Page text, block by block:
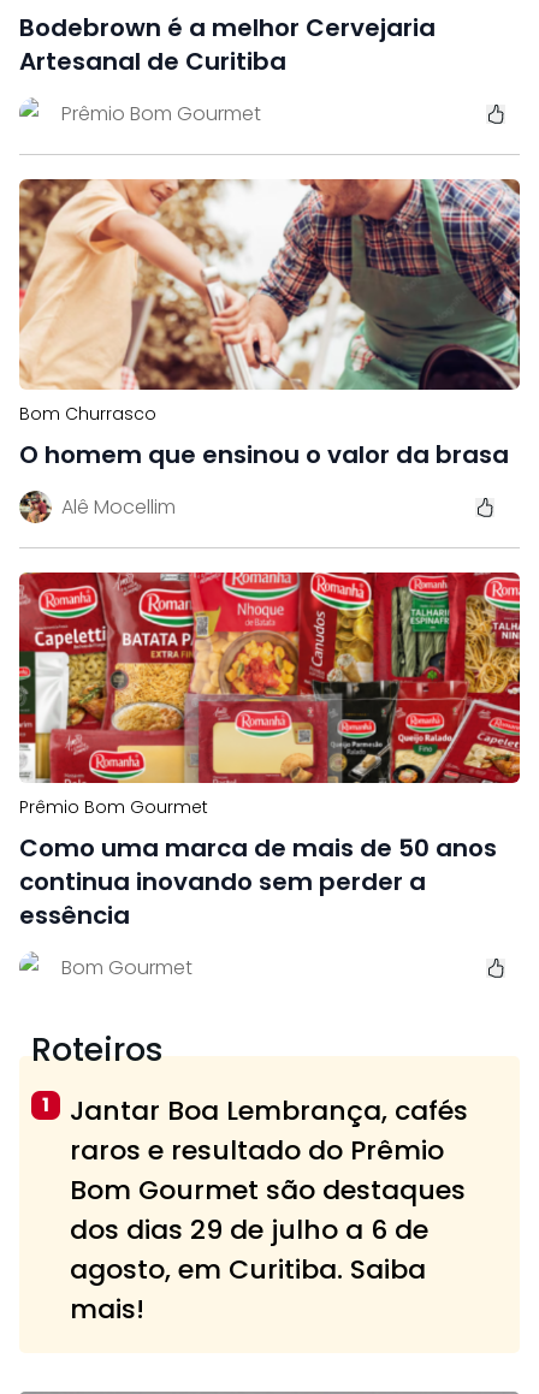
Bodebrown é a melhor Cervejaria
Artesanal de Curitiba
Prêmio Bom Gourmet
Bom Churrasco
O homem que ensinou o valor da brasa
Alê Mocellim
Prêmio Bom Gourmet
Como uma marca de mais de 50 anos
continua inovando sem perder a
essência
Bom Gourmet
Roteiros
1
Jantar Boa Lembrança, cafés
raros e resultado do Prêmio
Bom Gourmet são destaques
dos dias 29 de julho a 6 de
agosto, em Curitiba. Saiba
mais!